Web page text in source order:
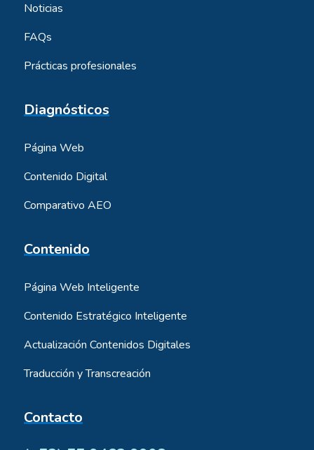
Noticias
FAQs
Prácticas profesionales
Diagnósticos
Página Web
Contenido Digital
Comparativo AEO
Contenido
Página Web Inteligente
Contenido Estratégico Inteligente
Actualización Contenidos Digitales
Traducción y Transcreación
Contacto